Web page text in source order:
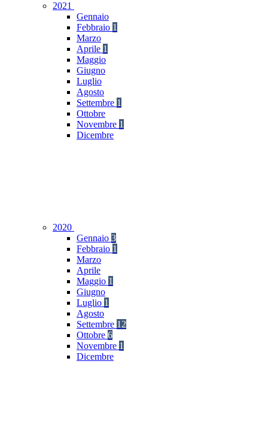
2021
Gennaio
Febbraio 1
Marzo
Aprile 1
Maggio
Giugno
Luglio
Agosto
Settembre 1
Ottobre
Novembre 1
Dicembre
2020
Gennaio 3
Febbraio 1
Marzo
Aprile
Maggio 1
Giugno
Luglio 1
Agosto
Settembre 12
Ottobre 6
Novembre 1
Dicembre